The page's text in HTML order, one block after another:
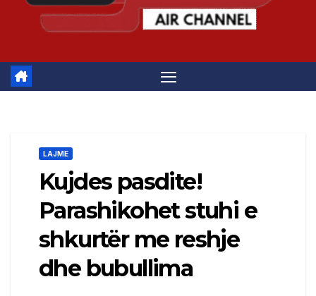
LAJME
Kujdes pasdite!
Parashikohet stuhi e
shkurtër me reshje
dhe bubullima